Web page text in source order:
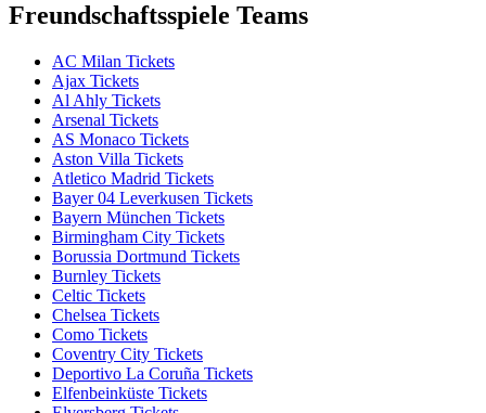
Freundschaftsspiele Teams
AC Milan Tickets
Ajax Tickets
Al Ahly Tickets
Arsenal Tickets
AS Monaco Tickets
Aston Villa Tickets
Atletico Madrid Tickets
Bayer 04 Leverkusen Tickets
Bayern München Tickets
Birmingham City Tickets
Borussia Dortmund Tickets
Burnley Tickets
Celtic Tickets
Chelsea Tickets
Como Tickets
Coventry City Tickets
Deportivo La Coruña Tickets
Elfenbeinküste Tickets